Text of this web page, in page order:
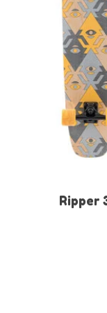
Ripper